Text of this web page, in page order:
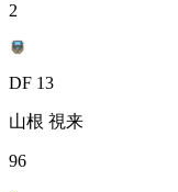
2
DF 13
山根 視来
96